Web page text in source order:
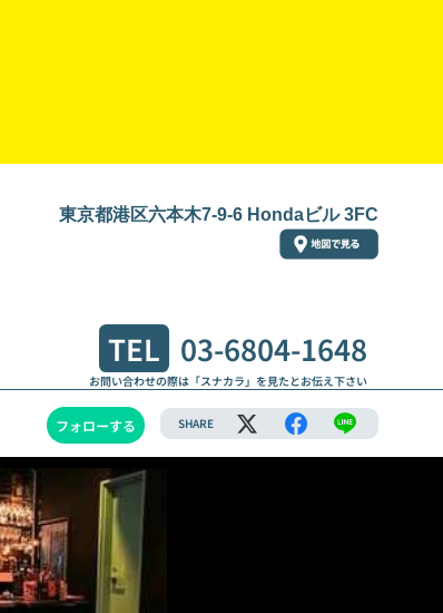
東京都港区六本木7-9-6 Hondaビル 3FC
TEL 03-6804-1648
お問い合わせの際は「スナカラ」を見たとお伝え下さい
フォローする SHARE